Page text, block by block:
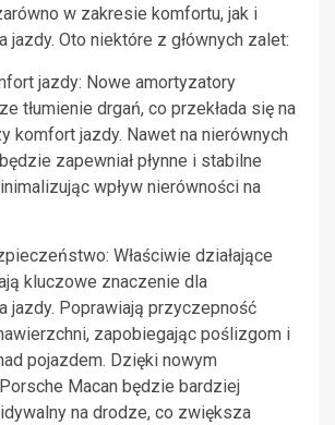
w zakresie komfortu, jak i
Oto niektóre z głównych zalet:
jazdy: Nowe amortyzatory
tłumienie drgań, co przekłada się na
komfort jazdy. Nawet na nierównych
zapewniał płynne i stabilne
wpływ nierówności na
Właściwie działające
kluczowe znaczenie dla
jazdy. Poprawiają przyczepność
zapobiegając poślizgom i
pojazdem. Dzięki nowym
Macan będzie bardziej
na drodze, co zwiększa